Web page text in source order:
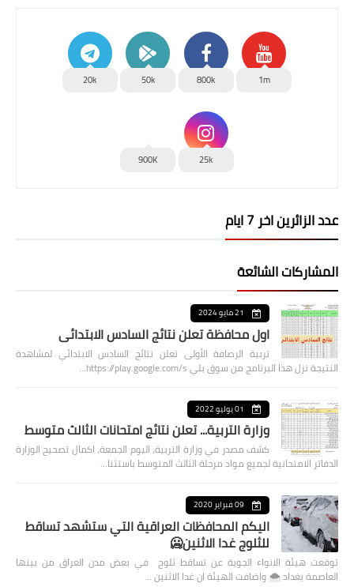
1m
800k
50k
20k
25k
900K
عدد الزائرين اخر 7 ايام
المشاركات الشائعة
21 مايو 2024
اول محافظة تعلن نتائج السادس الابتدائي
تربية الرصافة الأولى تعلن نتائج السادس الابتدائي لمشاهدة
النتيجة نزل هذا البرنامج من سوق بلي https://play.google.com/s…
01 يوليو 2022
وزارة التربية... تعلن نتائج امتحانات الثالث متوسط
كشف مصدر في وزارة التربية، اليوم الجمعة، اكمال تصحيح الوزارة
الدفاتر الامتحانية لجميع مواد مرحلة الثالث المتوسط باستثنا…
09 فبراير 2020
اليكم المحافظات العراقية التي ستشهد تساقط
للثلوج غدا الاثنين🥶
توقعت هيئة الانواء الجوية عن تساقط ثلوج في بعض مدن العراق من بينها
العاصمة بغداد ⁦🌨️⁩ واضافت الهيئة ان غدا الاثنين …